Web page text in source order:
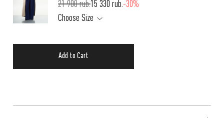
21 900 rub.15 330 rub. -30%
Choose Size
Add to Cart